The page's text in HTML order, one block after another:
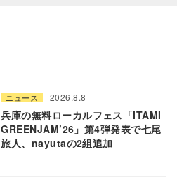
ニュース 2026.8.8
兵庫の無料ローカルフェス「ITAMI
GREENJAM’26」第4弾発表で七尾
旅人、nayutaの2組追加